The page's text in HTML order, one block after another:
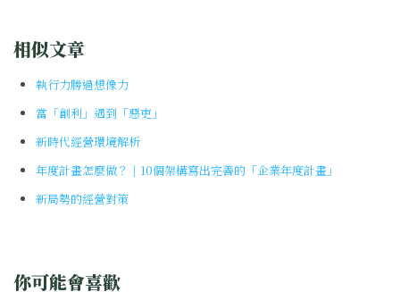
相似文章
執行力勝過想像力
當「創利」遇到「惡吏」
新時代經營環境解析
年度計畫怎麼做？｜10個架構寫出完善的「企業年度計畫」
新局勢的經營對策
你可能會喜歡